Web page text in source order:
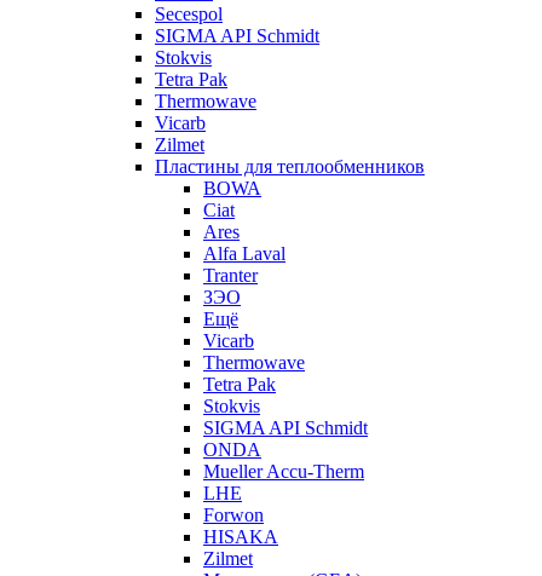
Secespol
SIGMA API Schmidt
Stokvis
Tetra Pak
Thermowave
Vicarb
Zilmet
Пластины для теплообменников
BOWA
Ciat
Ares
Alfa Laval
Tranter
ЗЭО
Ещё
Vicarb
Thermowave
Tetra Pak
Stokvis
SIGMA API Schmidt
ONDA
Mueller Accu-Therm
LHE
Forwon
HISAKA
Zilmet